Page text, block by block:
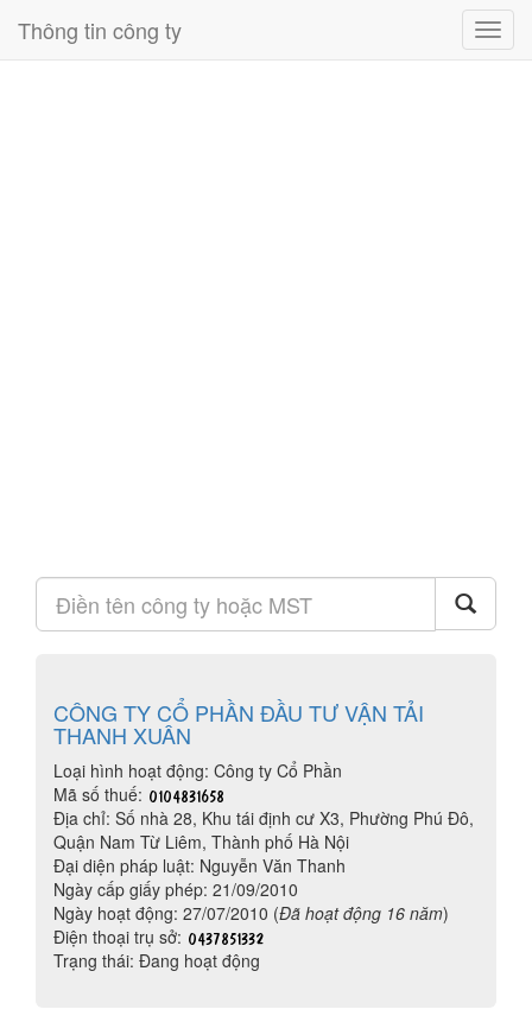
Thông tin công ty
CÔNG TY CỔ PHẦN ĐẦU TƯ VẬN TẢI
THANH XUÂN
Loại hình hoạt động: Công ty Cổ Phần
Mã số thuế:
Địa chỉ: Số nhà 28, Khu tái định cư X3, Phường Phú Đô,
Quận Nam Từ Liêm, Thành phố Hà Nội
Đại diện pháp luật: Nguyễn Văn Thanh
Ngày cấp giấy phép: 21/09/2010
Ngày hoạt động: 27/07/2010 (Đã hoạt động 16 năm)
Điện thoại trụ sở:
Trạng thái: Đang hoạt động